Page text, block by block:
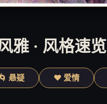
雅 · 风格速览
🌀 悬疑 ❤️ 爱情